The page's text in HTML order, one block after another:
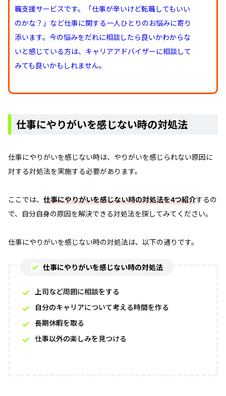
職支援サービスです。「仕事が辛いけど転職してもいい
のかな？」など仕事に関する一人ひとりのお悩みに寄り
添います。今の悩みをだれに相談したら良いかわからな
いと感じている方は、キャリアアドバイザーに相談して
みても良いかもしれません。
仕事にやりがいを感じない時の対処法
仕事にやりがいを感じない時は、やりがいを感じられない原因に
対する対処法を実施する必要があります。
ここでは、 仕事にやりがいを感じない時の対処法を4つ紹介するの
で、自分自身の原因を解決できる対処法を探してみてください。
仕事にやりがいを感じない時の対処法は、以下の通りです。
仕事にやりがいを感じない時の対処法
上司など周囲に相談をする
自分のキャリアについて考える時間を作る
長期休暇を取る
仕事以外の楽しみを見つける